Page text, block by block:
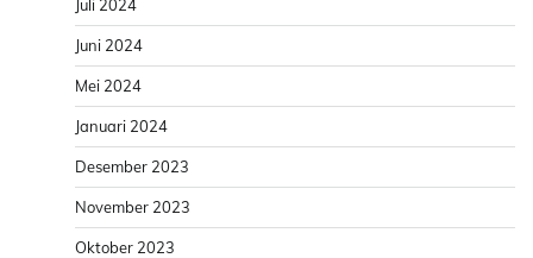
Juli 2024
Juni 2024
Mei 2024
Januari 2024
Desember 2023
November 2023
Oktober 2023